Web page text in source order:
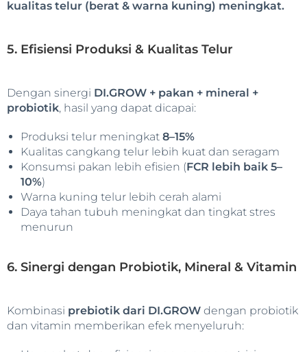
kualitas telur (berat & warna kuning) meningkat.
5. Efisiensi Produksi & Kualitas Telur
Dengan sinergi DI.GROW + pakan + mineral +
probiotik, hasil yang dapat dicapai:
Produksi telur meningkat 8–15%
Kualitas cangkang telur lebih kuat dan seragam
Konsumsi pakan lebih efisien (FCR lebih baik 5–
10%)
Warna kuning telur lebih cerah alami
Daya tahan tubuh meningkat dan tingkat stres
menurun
6. Sinergi dengan Probiotik, Mineral & Vitamin
Kombinasi prebiotik dari DI.GROW dengan probiotik
dan vitamin memberikan efek menyeluruh: